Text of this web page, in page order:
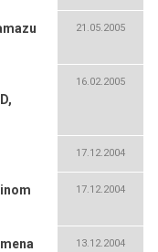
21.05.2005
16.02.2005
17.12.2004
17.12.2004
13.12.2004